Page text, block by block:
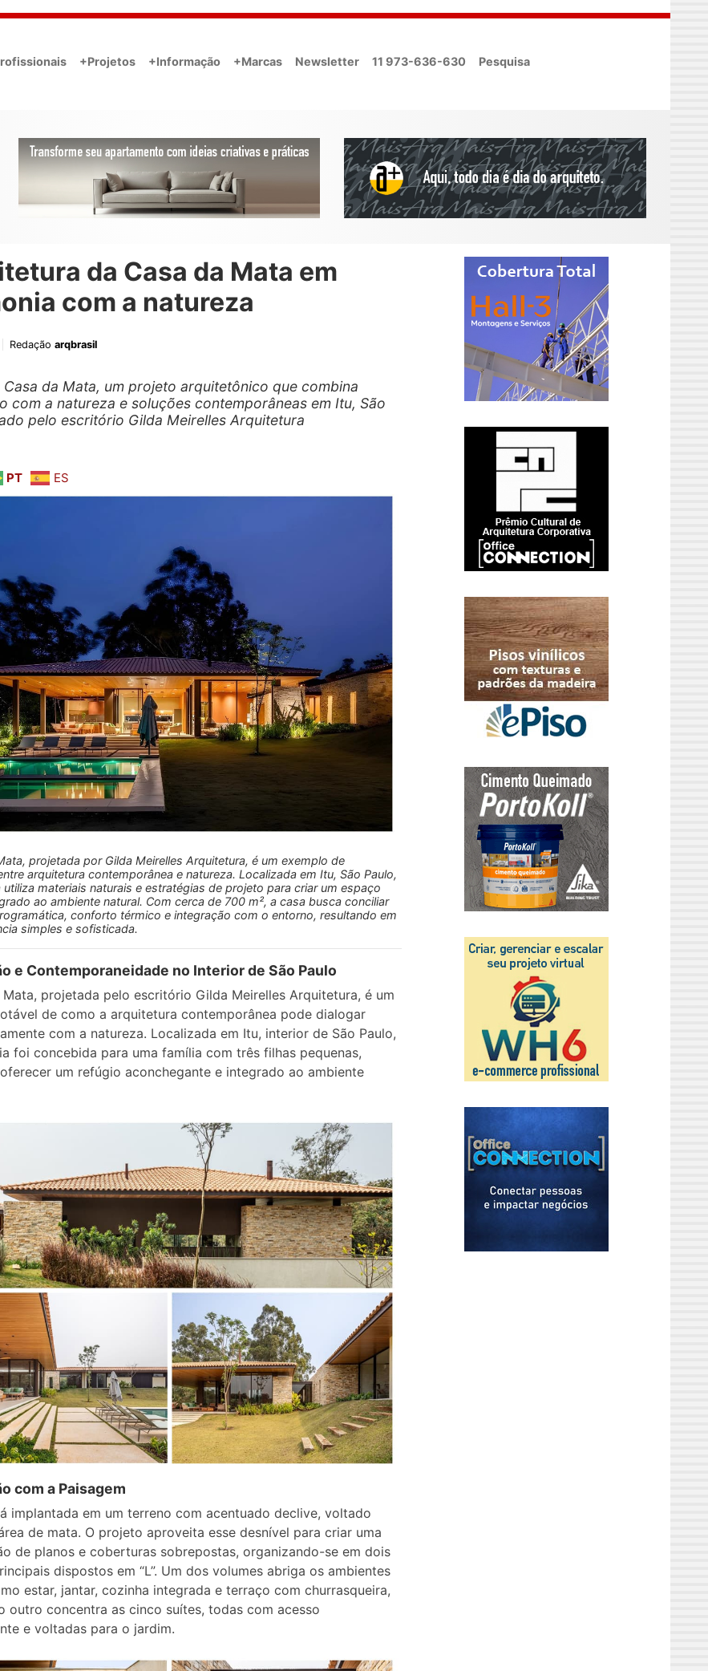
+Projetos +Informação +Marcas Newsletter 11 973-636-630 Pesquisa
da Casa da Mata em
com a natureza
Redação arqbrasil
Casa da Mata, um projeto arquitetônico que combina
com a natureza e soluções contemporâneas em Itu, São
pelo escritório Gilda Meirelles Arquitetura
PT ES
projetada por Gilda Meirelles Arquitetura, é um exemplo de
arquitetura contemporânea e natureza. Localizada em Itu, São Paulo,
utiliza materiais naturais e estratégias de projeto para criar um espaço
ao ambiente natural. Com cerca de 700 m², a casa busca conciliar
conforto térmico e integração com o entorno, resultando em
simples e sofisticada.
e Contemporaneidade no Interior de São Paulo
Mata, projetada pelo escritório Gilda Meirelles Arquitetura, é um
de como a arquitetura contemporânea pode dialogar
com a natureza. Localizada em Itu, interior de São Paulo,
foi concebida para uma família com três filhas pequenas,
um refúgio aconchegante e integrado ao ambiente
com a Paisagem
implantada em um terreno com acentuado declive, voltado
de mata. O projeto aproveita esse desnível para criar uma
de planos e coberturas sobrepostas, organizando-se em dois
dispostos em “L”. Um dos volumes abriga os ambientes
estar, jantar, cozinha integrada e terraço com churrasqueira,
outro concentra as cinco suítes, todas com acesso
e voltadas para o jardim.